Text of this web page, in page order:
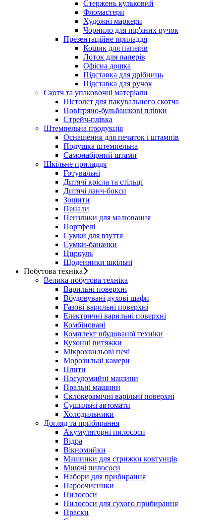
Стержень кульковий
Фломастери
Художні маркери
Чорнило для пір'яних ручок
Презентаційне приладдя
Кошик для паперів
Лоток для паперів
Офісна дошка
Підставка для дрібниць
Підставка для ручок
Скотч та упаковочні матеріали
Пістолет для пакувального скотча
Повітряно-бульбашкові плівки
Стрейч-плівка
Штемпельна продукція
Оснащення для печаток і штампів
Подушка штемпельна
Самонабірний штамп
Шкільне приладдя
Готувальні
Дитячі крісла та стільці
Дитячі ланч-бокси
Зошити
Пенали
Пензлики для малювання
Портфелі
Сумки для взуття
Сумки-бананки
Циркуль
Щоденники шкільні
Побутова техніка
Велика побутова техніка
Варильні поверхні
Вбудовувані духові шафи
Газові варильні поверхні
Електричні варильні поверхні
Комбіновані
Комплект вбудованої техніки
Кухонні витяжки
Мікрохвильові печі
Морозильні камери
Плити
Посудомийні машини
Пральні машини
Склокерамічні варільні поверхні
Сушильні автомати
Холодильники
Догляд та прибирання
Акумуляторні пилососи
Відра
Вікномийки
Машинки для стрижки ковтунців
Миючі пилососи
Набори для прибирання
Пароочисники
Пилососи
Пилососи для сухого прибирання
Праски